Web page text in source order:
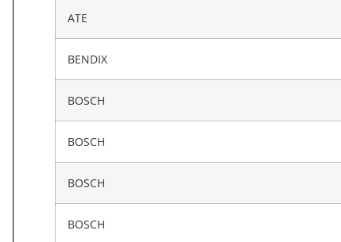
ATE
BENDIX
BOSCH
BOSCH
BOSCH
BOSCH